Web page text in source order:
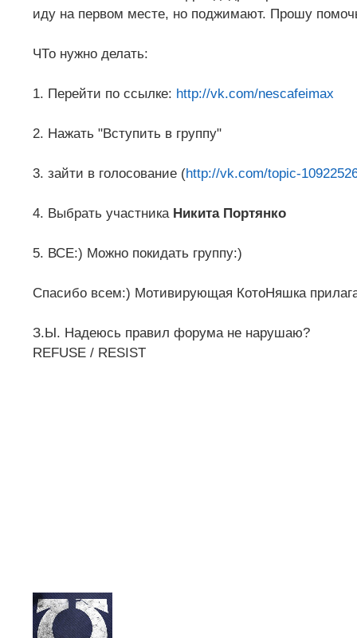
иду на первом месте, но поджимают. Прошу
ЧТо нужно делать:
1. Перейти по ссылке: http://vk.com/nescafeimax
2. Нажать "Вступить в группу"
3. зайти в голосование (http://vk.com/topic-
4. Выбрать участника Никита Портянко
5. ВСЕ:) Можно покидать группу:)
Спасибо всем:) Мотивирующая КотоНяшка
З.Ы. Надеюсь правил форума не нарушаю?
REFUSE / RESIST